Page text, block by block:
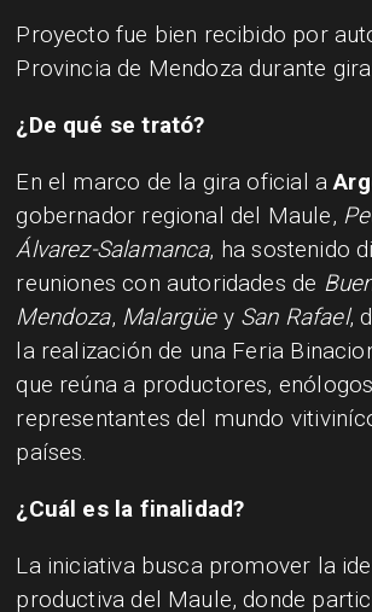
Proyecto fue bien recibido por
Provincia de Mendoza durante
¿De qué se trató?
En el marco de la gira oficial a
gobernador regional del Maule,
Álvarez-Salamanca, ha sostenido
reuniones con autoridades de
Mendoza, Malargüey San Rafael,
la realización de una Feria
que reúna a productores,
representantes del mundo
países.
¿Cuál es la finalidad?
La iniciativa busca promover la
productiva del Maule, donde